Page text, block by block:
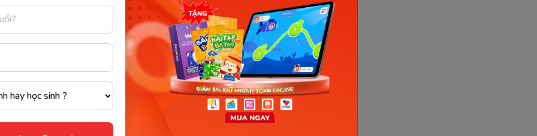
trọng của việc học toán tư duy
lớp 1
mầm non thì các bé có thẻ vừa chơi vừa học, nhưng đã bắt đầu
bố mẹ nên rèn luyện cho bé kỹ năng chủ động học tập
Cũng như việc cho bé làm quen với bộ môn toán tư duy hình
sớm sẽ mang đến những lợi ích vượt trội như: